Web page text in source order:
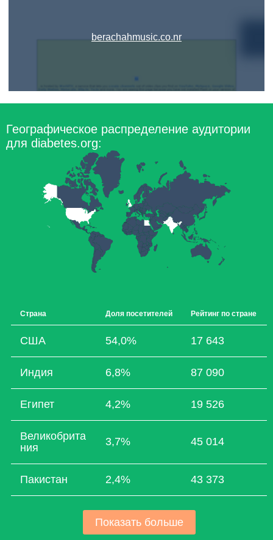
berachahmusic.co.nr
Географическое распределение аудитории
для diabetes.org:
Страна Доля посетителей Рейтинг по стране
США 54,0% 17 643
Индия 6,8% 87 090
Египет 4,2% 19 526
Великобрита
ния
3,7% 45 014
Пакистан 2,4% 43 373
Показать больше